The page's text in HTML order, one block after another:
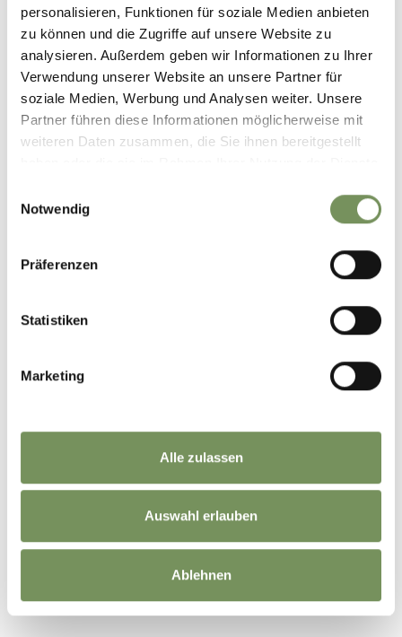
personalisieren, Funktionen für soziale Medien anbieten
zu können und die Zugriffe auf unsere Website zu
analysieren. Außerdem geben wir Informationen zu Ihrer
Verwendung unserer Website an unsere Partner für
soziale Medien, Werbung und Analysen weiter. Unsere
Partner führen diese Informationen möglicherweise mit
weiteren Daten zusammen, die Sie ihnen bereitgestellt
Notwendig
Präferenzen
Statistiken
Marketing
Alle zulassen
Auswahl erlauben
Ablehnen